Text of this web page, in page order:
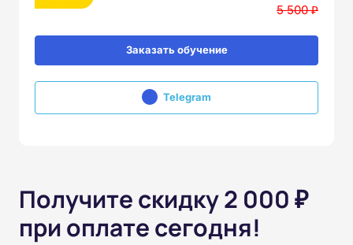
5 500 ₽
Заказать обучение
Telegram
Получите скидку 2 000 ₽
при оплате сегодня!